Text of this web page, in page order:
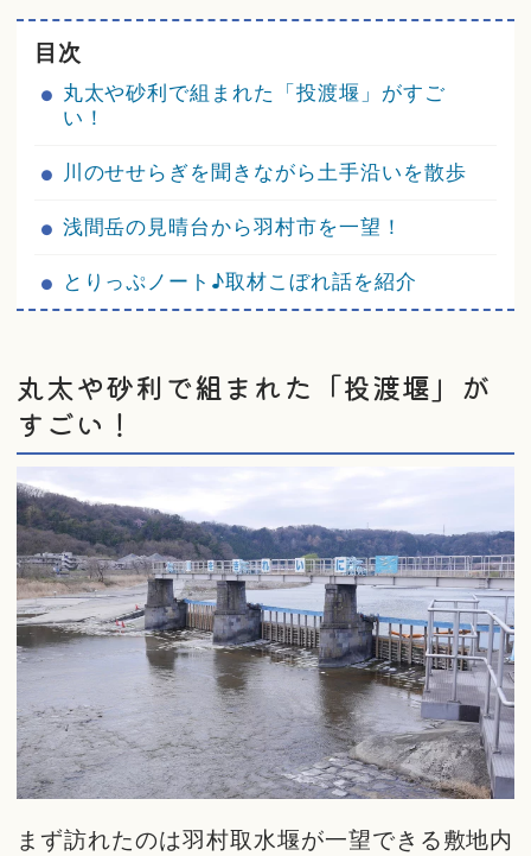
目次
丸太や砂利で組まれた「投渡堰」がすご
い！
川のせせらぎを聞きながら土手沿いを散歩
浅間岳の見晴台から羽村市を一望！
とりっぷノート♪取材こぼれ話を紹介
丸太や砂利で組まれた「投渡堰」が
すごい！
まず訪れたのは羽村取水堰が一望できる敷地内